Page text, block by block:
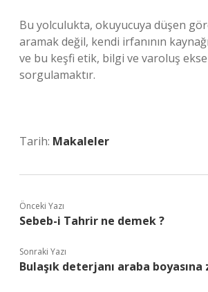
Bu yolculukta, okuyucuya düşen
aramak değil, kendi irfanının
ve bu keşfi etik, bilgi ve varoluş
sorgulamaktır.
Tarih: Makaleler
Önceki Yazı
Sebeb-i Tahrir ne demek ?
Sonraki Yazı
Bulaşık deterjanı araba